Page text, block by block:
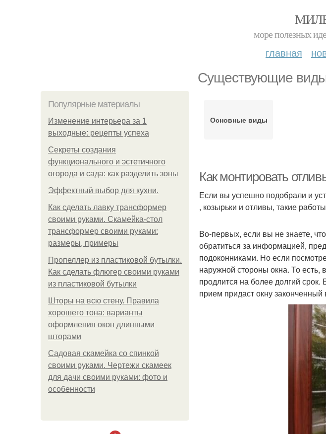
море полезных
главная
Существующие
Популярные материалы
Изменение интерьера за 1
выходные: рецепты успеха
Секреты создания
функционального и эстетичного
огорода и сада: как разделить зоны
Эффектный выбор для кухни.
Как сделать лавку трансформер
своими руками. Скамейка-стол
трансформер своими руками:
размеры, примеры
Пропеллер из пластиковой бутылки.
Как сделать флюгер своими руками
из пластиковой бутылки
Шторы на всю стену. Правила
хорошего тона: варианты
оформления окон длинными
шторами
Садовая скамейка со спинкой
своими руками. Чертежи скамеек
для дачи своими руками: фото и
особенности
Основные виды
Как монтировать
Если вы успешно подобрали и
, козырьки и отливы, такие
Во-первых, если вы не знаете,
обратиться за информацией,
подоконниками. Но если
наружной стороны окна. То есть,
продлится на более долгий
прием придаст окну